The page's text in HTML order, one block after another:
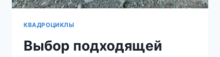
КВАДРОЦИКЛЫ
Выбор подходящей